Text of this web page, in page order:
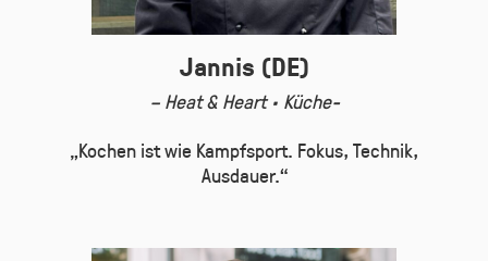
Jannis (DE)
– Heat & Heart · Küche-
„Kochen ist wie Kampfsport. Fokus, Technik,
Ausdauer.“